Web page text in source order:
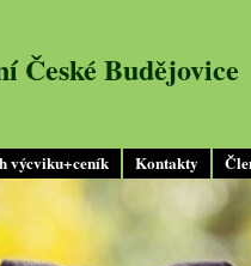
výcviku+ceník Kontakty
České Budějovice